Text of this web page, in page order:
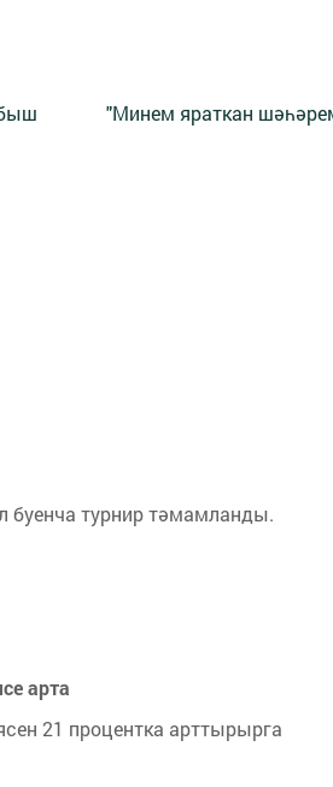
"Минем яраткан
буенча турнир тәмамланды.
арта
21 процентка арттырырга